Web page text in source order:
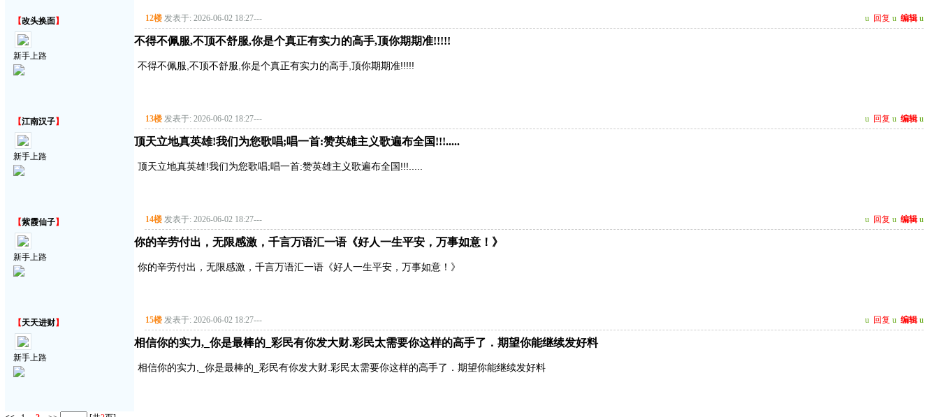
【改头换面】
新手上路
12楼 发表于: 2026-06-02 18:27--- u 回复 u 编辑 u
不得不佩服,不顶不舒服,你是个真正有实力的高手,顶你期期准!!!!!
不得不佩服,不顶不舒服,你是个真正有实力的高手,顶你期期准!!!!!
【江南汉子】
新手上路
13楼 发表于: 2026-06-02 18:27--- u 回复 u 编辑 u
顶天立地真英雄!我们为您歌唱;唱一首:赞英雄主义歌遍布全国!!!.....
顶天立地真英雄!我们为您歌唱;唱一首:赞英雄主义歌遍布全国!!!.....
【紫霞仙子】
新手上路
14楼 发表于: 2026-06-02 18:27--- u 回复 u 编辑 u
你的辛劳付出，无限感激，千言万语汇一语《好人一生平安，万事如意！》
你的辛劳付出，无限感激，千言万语汇一语《好人一生平安，万事如意！》
【天天进财】
新手上路
15楼 发表于: 2026-06-02 18:27--- u 回复 u 编辑 u
相信你的实力,_你是最棒的_彩民有你发大财.彩民太需要你这样的高手了．期望你能继续发好料
相信你的实力,_你是最棒的_彩民有你发大财.彩民太需要你这样的高手了．期望你能继续发好料